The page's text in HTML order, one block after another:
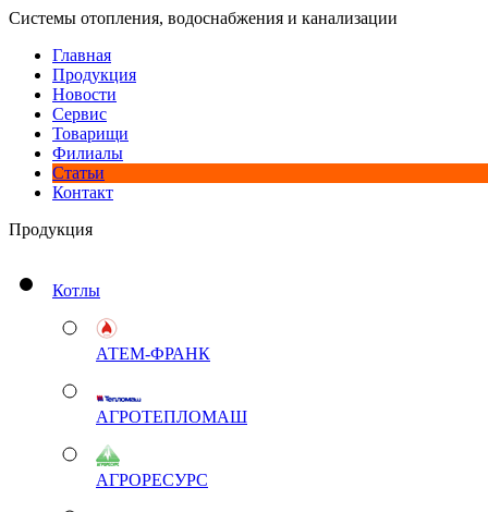
Системы отопления, водоснабжения и канализации
Главная
Продукция
Новости
Сервис
Товарищи
Филиалы
Статьи
Контакт
Продукция
Котлы
АТЕМ-ФРАНК
АГРОТЕПЛОМАШ
АГРОРЕСУРС